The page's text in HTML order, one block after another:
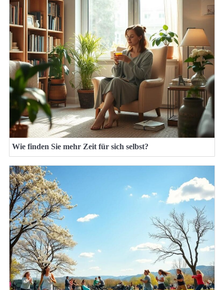
Wie finden Sie mehr Zeit für sich selbst?